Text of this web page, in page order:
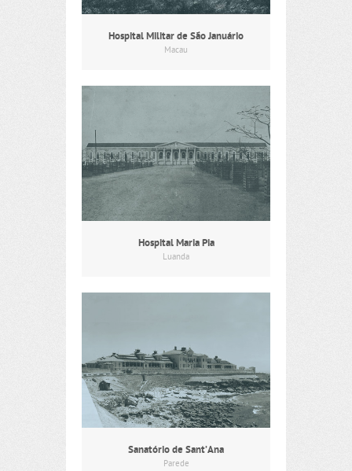
Hospital Militar de São Januário
Macau
Hospital Maria Pia
Luanda
Sanatório de Sant’Ana
Parede